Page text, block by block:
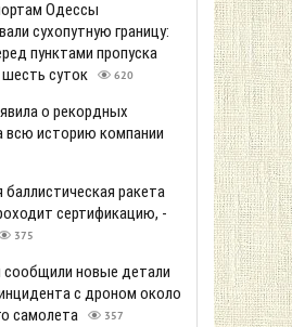
Одессы
сухопутную границу:
пунктами пропуска
суток
620
о рекордных
всю историю компании
баллистическая ракета
сертификацию, -
375
сообщили новые детали
с дроном около
самолета
357